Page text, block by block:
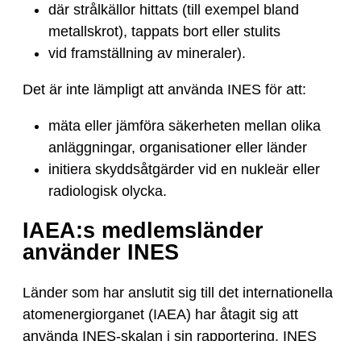
där strålkällor hittats (till exempel bland
metallskrot), tappats bort eller stulits
vid framställning av mineraler).
Det är inte lämpligt att använda INES för att:
mäta eller jämföra säkerheten mellan olika
anläggningar, organisationer eller länder
initiera skyddsåtgärder vid en nukleär eller
radiologisk olycka.
IAEA:s medlemsländer
använder INES
Länder som har anslutit sig till det internationella
atomenergiorganet (IAEA) har åtagit sig att
använda INES-skalan i sin rapportering. INES